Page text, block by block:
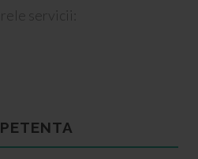
servicii: